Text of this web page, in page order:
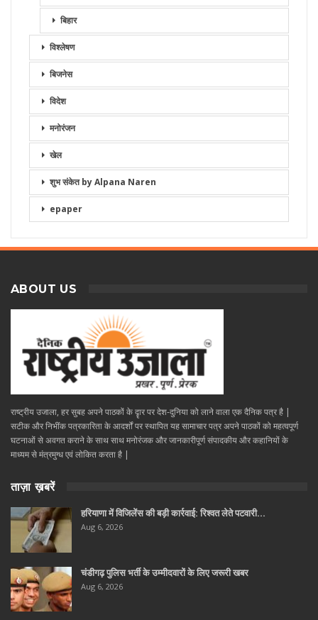
बिहार
विश्लेषण
बिजनेस
विदेश
मनोरंजन
खेल
शुभ संकेत by Alpana Naren
epaper
ABOUT US
राष्ट्रीय उजाला, हर सुबह अपने पाठकों के दॄार पर देश-दुनिया को लाने वाला एक दैनिक पत्र है |
सटीक और निभींक पत्रकारिता के आदर्शों पर स्थापित यह सामाचार पत्र अपने पाठकों को महत्वपूर्ण
घटनाओं से अवगत कराने के साथ साथ मनोरंजक और जानकारीपूर्ण संपादकीय और कहानियों के
माध्यम से मंत्रमुग्ध एवं लोकित करता है |
ताज़ा ख़बरें
हरियाणा में विजिलेंस की बड़ी कार्रवाई: रिश्वत लेते पटवारी…
Aug 6, 2026
चंडीगढ़ पुलिस भर्ती के उम्मीदवारों के लिए जरूरी खबर
Aug 6, 2026